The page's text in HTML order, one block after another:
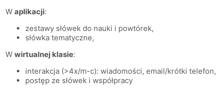
Waplikacji:
zestawy słówek do nauki i powtórek,
słówka tematyczne,
Wwirtualnej klasie:
interakcja (>4x/m-c): wiadomości, email/krótki telefon,
postęp ze słówek i współpracy